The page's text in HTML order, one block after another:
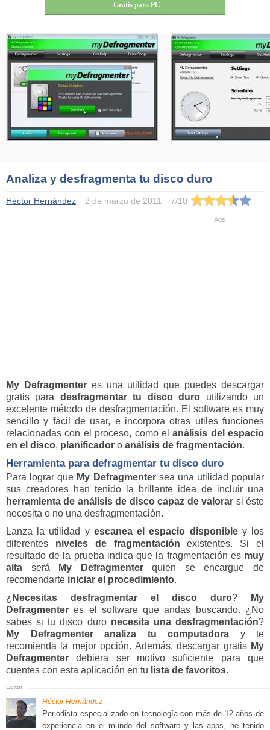
Gratis para PC
Analiza y desfragmenta tu disco duro
Héctor Hernández 2 de marzo de 2011 7/10
My Defragmenteres una utilidad que puedes descargar
gratis para desfragmentar tu disco duro utilizando un
excelente método de desfragmentación. El software es muy
sencillo y fácil de usar, e incorpora otras útiles funciones
relacionadas con el proceso, como elanálisis del espacio
en el disco, planificador o análisis de fragmentación.
Herramienta para defragmentar tu disco duro
Para lograr que My Defragmentersea una utilidad popular
sus creadores han tenido la brillante idea de incluir una
herramienta de análisis de disco capaz de valorar si éste
necesita o no una desfragmentación.
Lanza la utilidad y escanea el espacio disponibley los
diferentes niveles de fragmentación existentes. Si el
resultado de la prueba indica que la fragmentación es muy
alta será My Defragmenterquien se encargue de
recomendarte iniciar el procedimiento.
¿ Necesitas desfragmentar el disco duro?
My
Defragmenter es el software que andas buscando. ¿No
sabes si tu disco duro necesita una desfragmentación?
My Defragmenter
analiza tu computadora y te
recomienda la mejor opción. Además, descargar gratis My
Defragmenter debiera ser motivo suficiente para que
cuentes con esta aplicación en tu lista de favoritos.
Héctor Hernández
Periodista especializado en tecnología con más de 12 años de
experiencia en el mundo del software y las apps, he tenido